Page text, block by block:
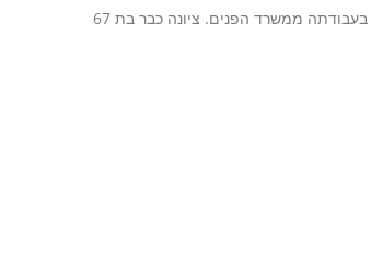
פרגון ענק לציונה לבקוביץ האשה והאגדה, מנהלת סניף משרד הפנים שקיבלה הארכה לשנה נוספת בעבודתה ממשרד הפנים. ציונה כבר בת 67